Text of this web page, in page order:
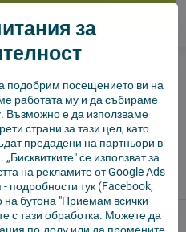
EUR.
за
подобрим посещението ви на
работата му и да събираме
Възможно е да използваме
страни за тази цел, като
предадени на партньори в
се използват за
на рекламите от Google Ads
- подробности тук(Facebook,
бутона "Приемам всички
с тази обработка. Можете да